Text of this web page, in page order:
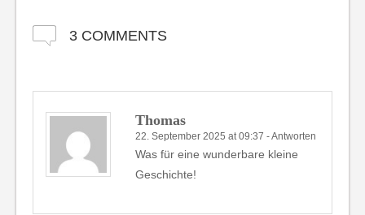
3 COMMENTS
Thomas
22. September 2025 at 09:37 -Antworten
Was für eine wunderbare kleine
Geschichte!